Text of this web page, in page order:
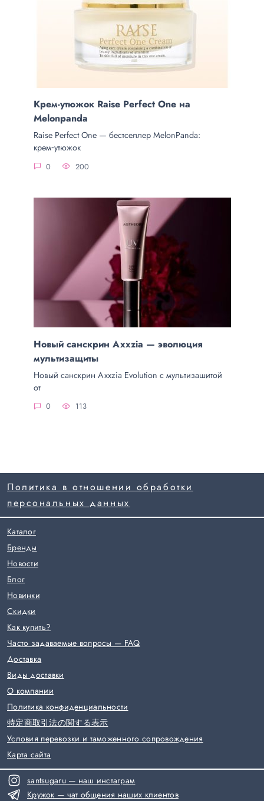
Крем-утюжок Raise Perfect One на
Melonpanda
Raise Perfect One — бестселлер MelonPanda:
крем‑утюжок
0 200
Новый санскрин Axxzia — эволюция
мультизащиты
Новый санскрин Axxzia Evolution с мультизашитой
от
0 113
santsugaru — наш инстаграм
Кружок — чат общения наших клиентов
Политика в отношении обработки
персональных данных
Каталог
Бренды
Новости
Блог
Новинки
Скидки
Как купить?
Часто задаваемые вопросы — FAQ
Доставка
Виды доставки
О компании
Политика конфиденциальности
特定商取引法の関する表示
Условия перевозки и таможенного сопровождения
Карта сайта